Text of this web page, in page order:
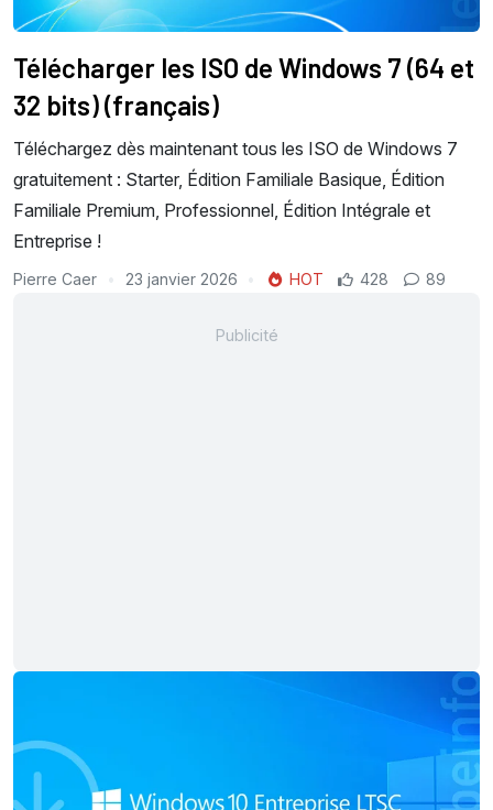
Télécharger les ISO de Windows 7 (64 et
32 bits) (français)
Téléchargez dès maintenant tous les ISO de Windows 7
gratuitement : Starter, Édition Familiale Basique, Édition
Familiale Premium, Professionnel, Édition Intégrale et
Entreprise !
Pierre Caer 23 janvier 2026 HOT 428 89